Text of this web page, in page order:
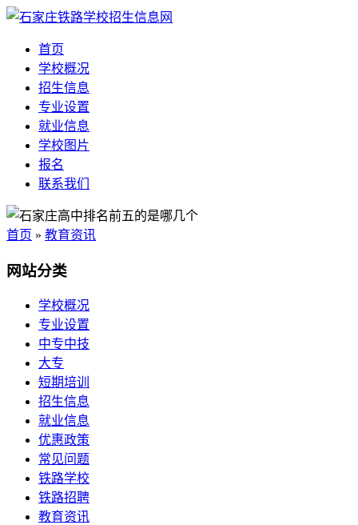
首页
学校概况
招生信息
专业设置
就业信息
学校图片
报名
联系我们
首页 » 教育资讯
网站分类
学校概况
专业设置
中专中技
大专
短期培训
招生信息
就业信息
优惠政策
常见问题
铁路学校
铁路招聘
教育资讯